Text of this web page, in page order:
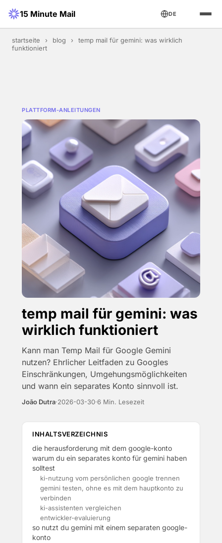
15 Minute Mail DE
startseite › blog ›
temp mail für gemini: was wirklich
funktioniert
PLATTFORM-ANLEITUNGEN
temp mail für gemini: was
wirklich funktioniert
Kann man Temp Mail für Google Gemini
nutzen? Ehrlicher Leitfaden zu Googles
Einschränkungen, Umgehungsmöglichkeiten
und wann ein separates Konto sinnvoll ist.
João Dutra·2026-03-30·6 Min. Lesezeit
INHALTSVERZEICHNIS
die herausforderung mit dem google-konto
warum du ein separates konto für gemini haben
solltest
ki-nutzung vom persönlichen google trennen
gemini testen, ohne es mit dem hauptkonto zu
verbinden
ki-assistenten vergleichen
entwickler-evaluierung
so nutzt du gemini mit einem separaten google-
konto